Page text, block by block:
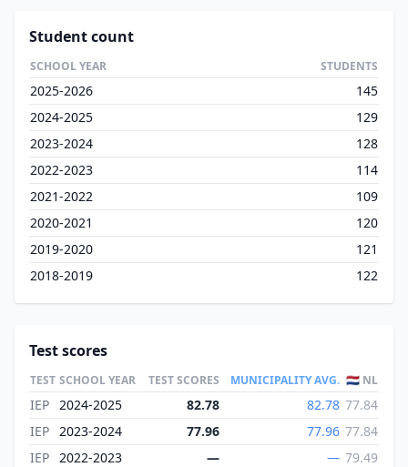
Student count
SCHOOL YEAR STUDENTS
2025-2026
145
2024-2025
129
2023-2024
128
2022-2023
114
2021-2022
109
2020-2021
120
2019-2020
121
2018-2019
122
Test scores
TEST SCHOOL YEAR TEST SCORES MUNICIPALITY AVG. 🇳🇱 NL
IEP 2024-2025 82.78 82.78 77.84
IEP
2023-2024 77.96 77.96 77.84
IEP
2022-2023 — — 79.49